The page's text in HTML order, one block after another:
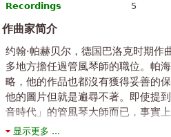
Recordings
5
作曲家简介
约翰·帕赫贝尔，德国巴洛克时期作
多地方擔任過管風琴師的職位。帕
略，他的作品也都沒有獲得妥善的
他的圖片但就是遍尋不著。即使提
音時代」的管風琴大師而已，事實
的影響，因為他是當時最偉大的風
显示更多 ...